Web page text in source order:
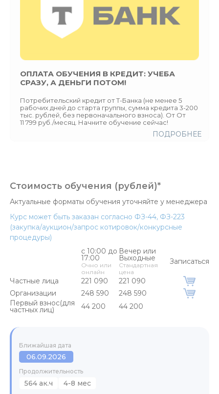
ОПЛАТА ОБУЧЕНИЯ В КРЕДИТ: УЧЕБА
СРАЗУ, А ДЕНЬГИ ПОТОМ!
Потребительский кредит от Т-Банка (не менее 5
рабочих дней до старта группы, сумма кредита 3-200
тыс. рублей, без первоначального взноса). От От
11 799 руб./месяц. Начните обучение сейчас!
ПОДРОБНЕЕ
Стоимость обучения (рублей)*
Актуальные форматы обучения уточняйте у менеджера
Курс может быть заказан согласно ФЗ-44, ФЗ-223
(закупка/аукцион/запрос котировок/конкурсные
процедуры)
с 10:00 до
17:00
Очно или
онлайн
Вечер или
Выходные
Стандартная
цена
Записаться
Частные лица 221 090
221 090
Организации
248 590
248 590
Первый взнос(для
частных лиц) 44 200 44 200
Ближайшая дата
06.09.2026
Продолжительность
564 ак.ч 4-8 мес